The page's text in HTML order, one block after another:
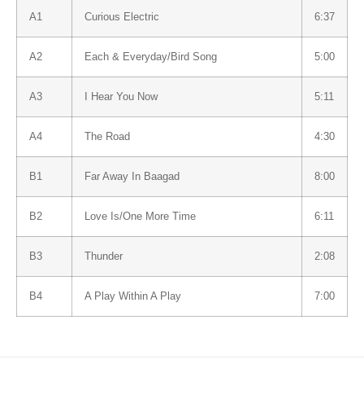
A1 Curious Electric 6:37
A2 Each & Everyday/Bird Song 5:00
A3 I Hear You Now 5:11
A4 The Road 4:30
B1 Far Away In Baagad 8:00
B2 Love Is/One More Time 6:11
B3 Thunder 2:08
B4 A Play Within A Play 7:00